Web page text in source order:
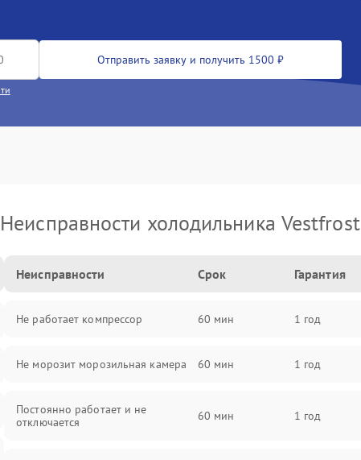
Отправить заявку и получить 1500 ₽
Неисправности холодильника Vestfrost
Неисправности Срок Гарантия
Не работает компрессор 60 мин 1 год
Не морозит морозильная камера 60 мин 1 год
Постоянно работает и не
отключается
60 мин 1 год